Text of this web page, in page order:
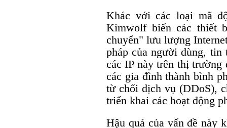
Khác với các loại mã
Kimwolf biến các thiết
chuyển" lưu lượng
pháp của người dùng, tin
các IP này trên thị
các gia đình thành bình
từ chối dịch vụ (DDoS),
triển khai các hoạt động
Hậu quả của vấn đề này